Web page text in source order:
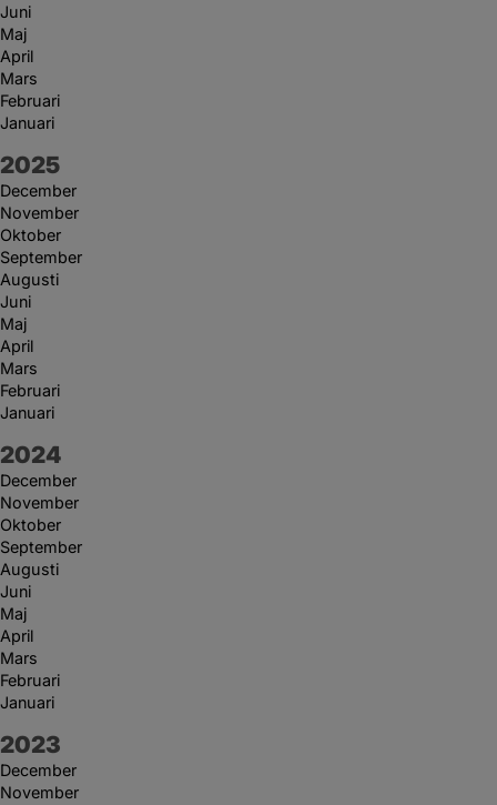
Juni
Maj
April
Mars
Februari
Januari
År:
2025
December
November
Oktober
September
Augusti
Juni
Maj
April
Mars
Februari
Januari
År:
2024
December
November
Oktober
September
Augusti
Juni
Maj
April
Mars
Februari
Januari
År:
2023
December
November